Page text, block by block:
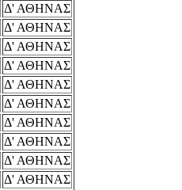
Δ' ΑΘΗΝΑΣ
Δ' ΑΘΗΝΑΣ
Δ' ΑΘΗΝΑΣ
Δ' ΑΘΗΝΑΣ
Δ' ΑΘΗΝΑΣ
Δ' ΑΘΗΝΑΣ
Δ' ΑΘΗΝΑΣ
Δ' ΑΘΗΝΑΣ
Δ' ΑΘΗΝΑΣ
Δ' ΑΘΗΝΑΣ